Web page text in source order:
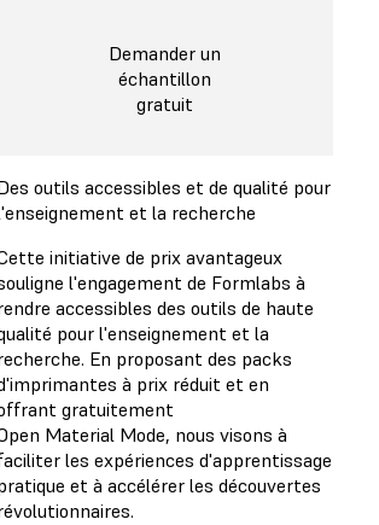
Demander un
échantillon
gratuit
outils accessibles et de qualité pour
et la recherche
initiative de prix avantageux
l'engagement de Formlabs à
accessibles des outils de haute
pour l'enseignement et la
En proposant des packs
à prix réduit et en
gratuitement
Material Mode, nous visons à
les expériences d'apprentissage
et à accélérer les découvertes